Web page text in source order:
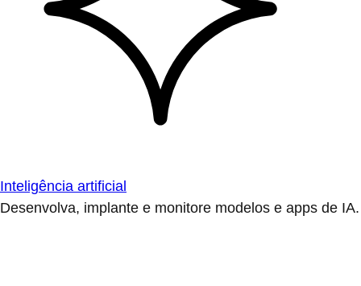
Inteligência artificial
Desenvolva, implante e monitore modelos e apps de IA.